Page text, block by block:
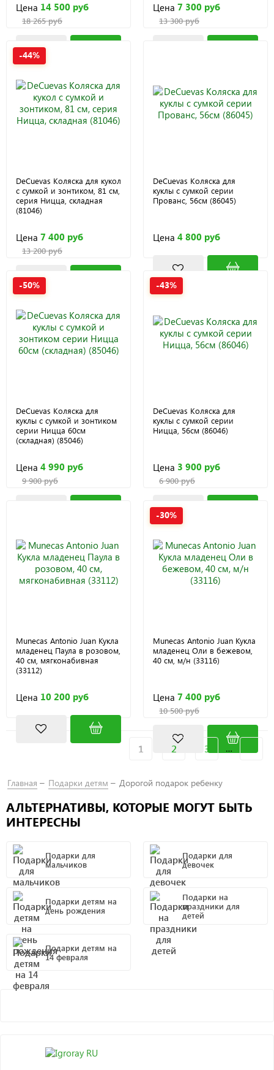
Цена 14 500 руб
18 265 руб
Цена 7 300 руб
13 300 руб
-44%
DeCuevas Коляска для кукол
с сумкой и зонтиком, 81 см,
серия Ницца, складная
(81046)
Цена 7 400 руб
13 200 руб
DeCuevas Коляска для
куклы с сумкой серии
Прованс, 56см (86045)
Цена 4 800 руб
-50%
DeCuevas Коляска для
куклы с сумкой и зонтиком
серии Ницца 60см
(складная) (85046)
Цена 4 990 руб
9 900 руб
-43%
DeCuevas Коляска для
куклы с сумкой серии
Ницца, 56см (86046)
Цена 3 900 руб
6 900 руб
Munecas Antonio Juan Кукла
младенец Паула в розовом,
40 см, мягконабивная
(33112)
Цена 10 200 руб
-30%
Munecas Antonio Juan Кукла
младенец Оли в бежевом,
40 см, м/н (33116)
Цена 7 400 руб
10 500 руб
1 2 3 …
Главная Подарки детям Дорогой подарок ребенку
АЛЬТЕРНАТИВЫ, КОТОРЫЕ МОГУТ БЫТЬ
ИНТЕРЕСНЫ
Подарки для
мальчиков
Подарки для
девочек
Подарки детям на
день рождения
Подарки на
праздники для
детей
Подарки детям на
14 февраля